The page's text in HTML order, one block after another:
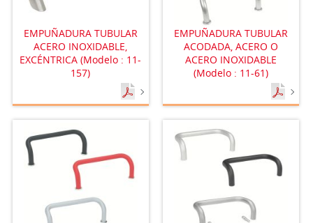
EMPUÑADURA TUBULAR
ACERO INOXIDABLE,
EXCÉNTRICA (Modelo : 11-
157)
EMPUÑADURA TUBULAR
ACODADA, ACERO O
ACERO INOXIDABLE
(Modelo : 11-61)